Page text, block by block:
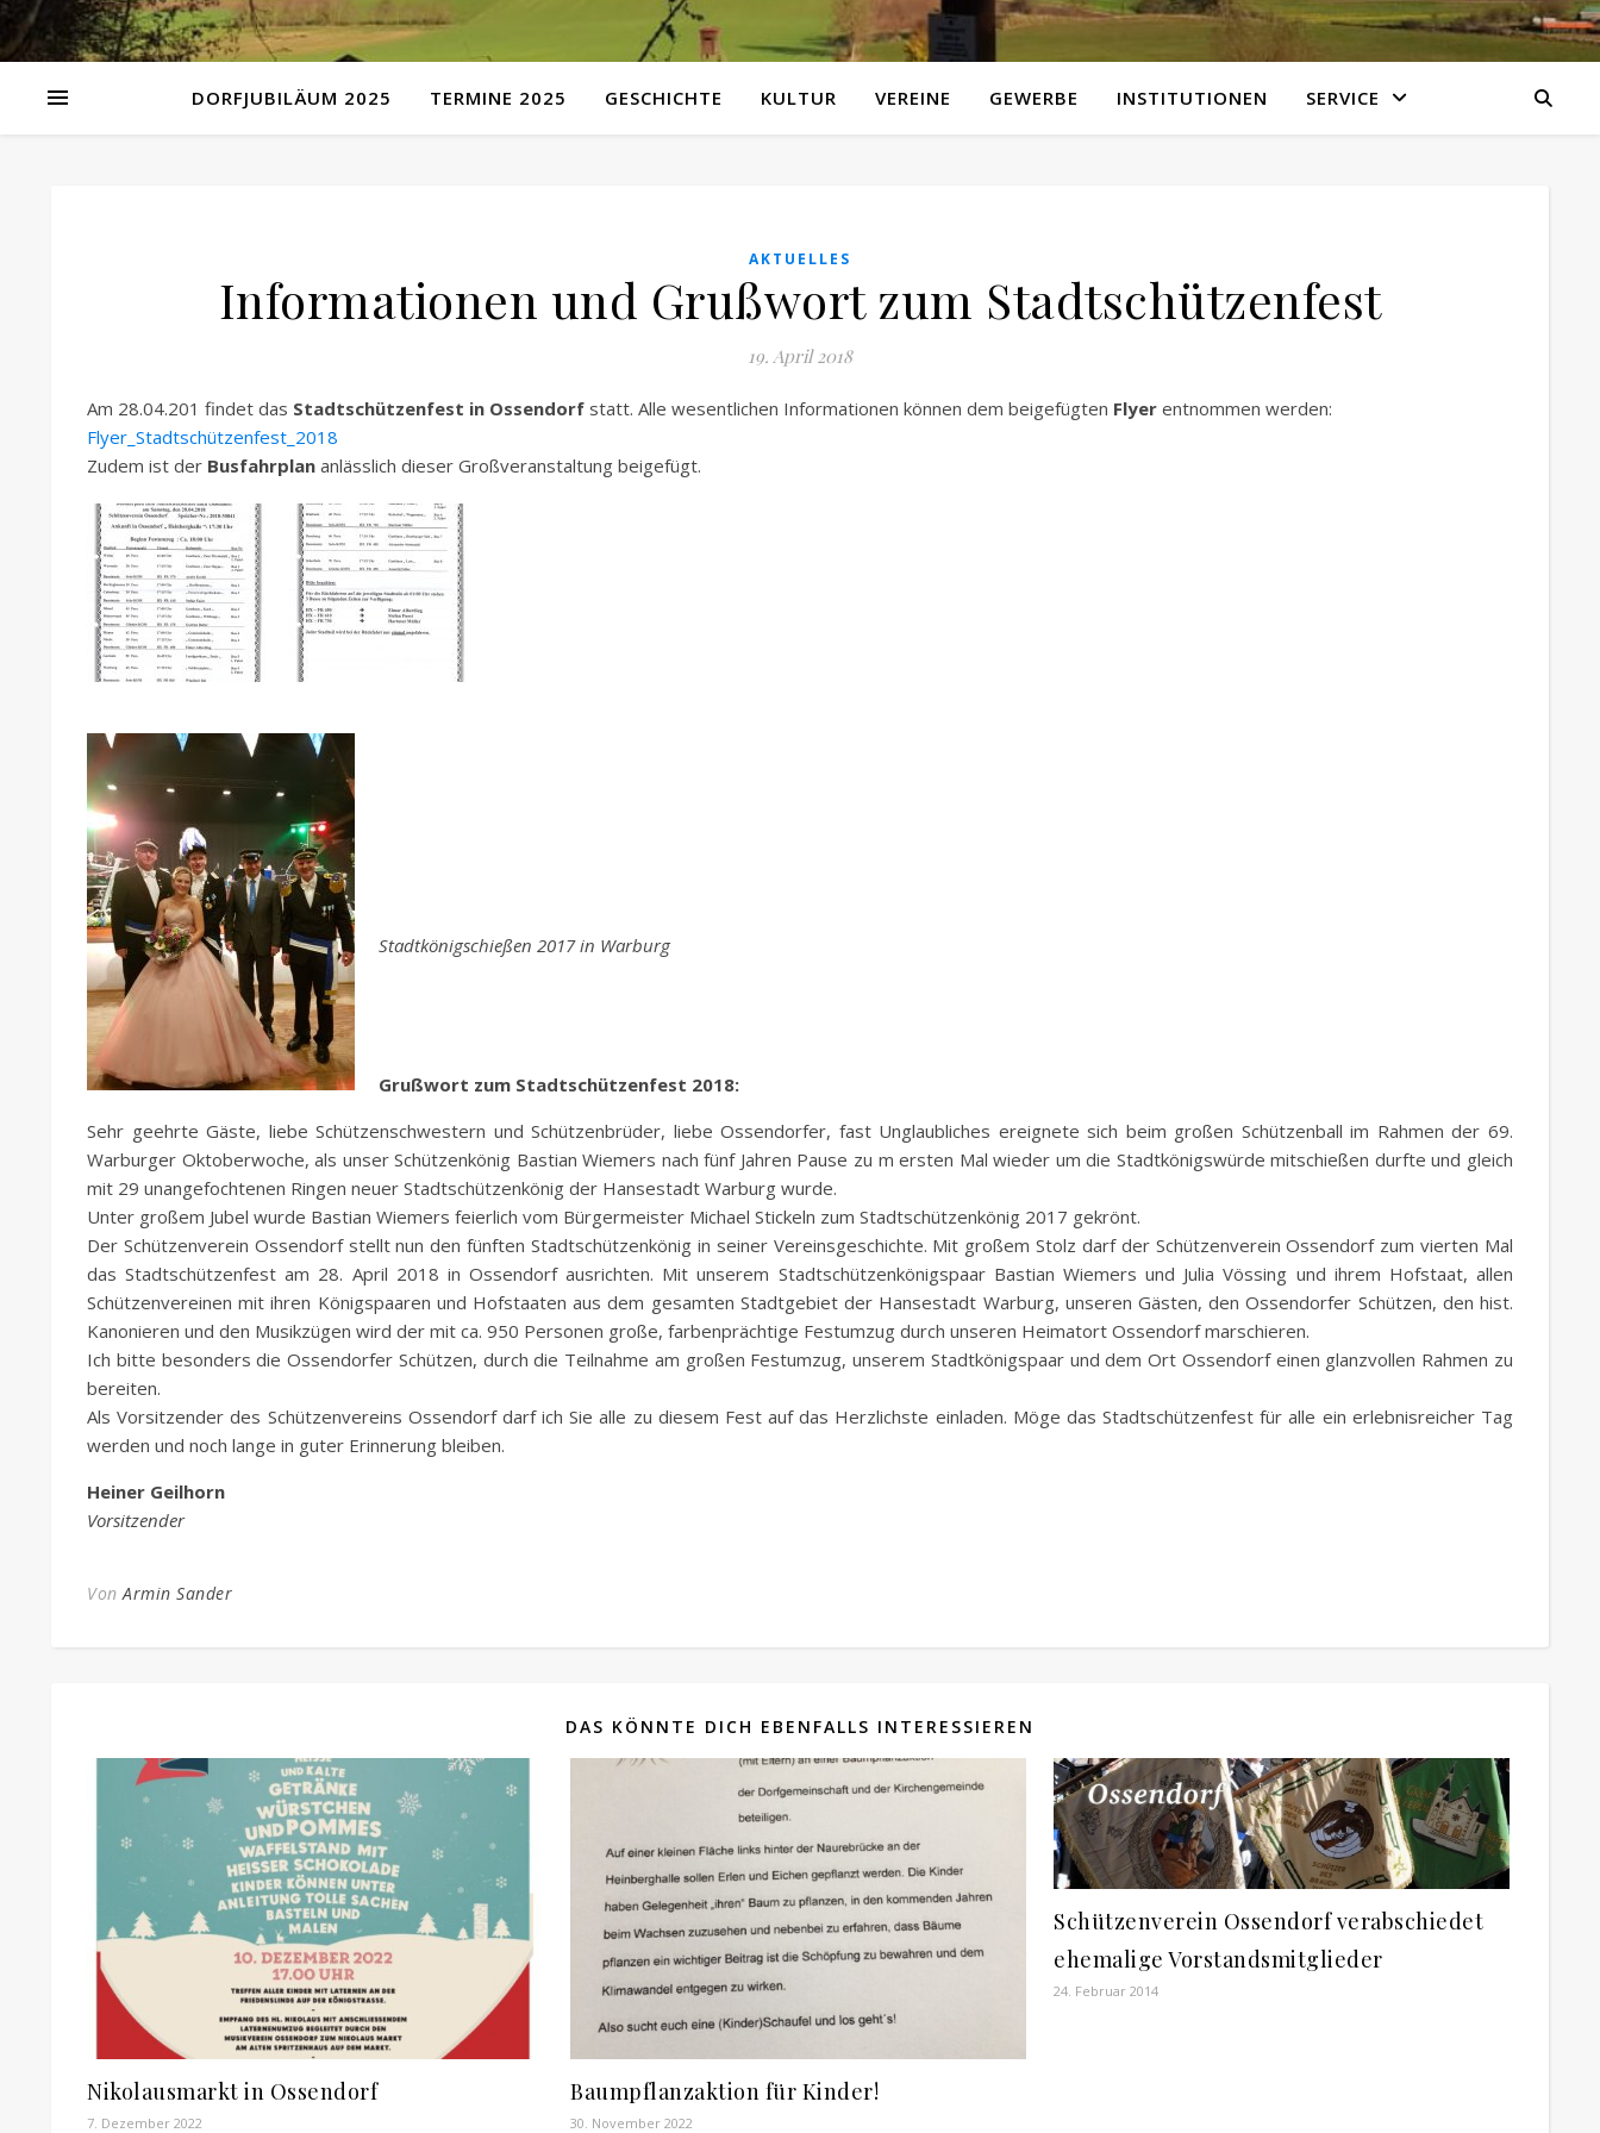
DORFJUBILÄUM 2025 TERMINE 2025 GESCHICHTE KULTUR VEREINE GEWERBE INSTITUTIONEN SERVICE
AKTUELLES
Informationen und Grußwort zum Stadtschützenfest
19. April 2018
Am 28.04.201 findet das Stadtschützenfest in Ossendorf statt. Alle wesentlichen Informationen können dem beigefügten Flyer entnommen werden:
Flyer_Stadtschützenfest_2018
Zudem ist der Busfahrplan anlässlich dieser Großveranstaltung beigefügt.
Stadtkönigschießen 2017 in Warburg
Grußwort zum Stadtschützenfest 2018:
Sehr geehrte Gäste, liebe Schützenschwestern und Schützenbrüder, liebe Ossendorfer, fast Unglaubliches ereignete sich beim großen Schützenball im Rahmen der 69.
Warburger Oktoberwoche, als unser Schützenkönig Bastian Wiemers nach fünf Jahren Pause zu m ersten Mal wieder um die Stadtkönigswürde mitschießen durfte und gleich
mit 29 unangefochtenen Ringen neuer Stadtschützenkönig der Hansestadt Warburg wurde.
Unter großem Jubel wurde Bastian Wiemers feierlich vom Bürgermeister Michael Stickeln zum Stadtschützenkönig 2017 gekrönt.
Der Schützenverein Ossendorf stellt nun den fünften Stadtschützenkönig in seiner Vereinsgeschichte. Mit großem Stolz darf der Schützenverein Ossendorf zum vierten Mal
das Stadtschützenfest am 28. April 2018 in Ossendorf ausrichten. Mit unserem Stadtschützenkönigspaar Bastian Wiemers und Julia Vössing und ihrem Hofstaat, allen
Schützenvereinen mit ihren Königspaaren und Hofstaaten aus dem gesamten Stadtgebiet der Hansestadt Warburg, unseren Gästen, den Ossendorfer Schützen, den hist.
Kanonieren und den Musikzügen wird der mit ca. 950 Personen große, farbenprächtige Festumzug durch unseren Heimatort Ossendorf marschieren.
Ich bitte besonders die Ossendorfer Schützen, durch die Teilnahme am großen Festumzug, unserem Stadtkönigspaar und dem Ort Ossendorf einen glanzvollen Rahmen zu
bereiten.
Als Vorsitzender des Schützenvereins Ossendorf darf ich Sie alle zu diesem Fest auf das Herzlichste einladen. Möge das Stadtschützenfest für alle ein erlebnisreicher Tag
werden und noch lange in guter Erinnerung bleiben.
Heiner Geilhorn
Vorsitzender
VonArmin Sander
DAS KÖNNTE DICH EBENFALLS INTERESSIEREN
Nikolausmarkt in Ossendorf
7. Dezember 2022
Baumpflanzaktion für Kinder!
30. November 2022
Schützenverein Ossendorf verabschiedet
ehemalige Vorstandsmitglieder
24. Februar 2014